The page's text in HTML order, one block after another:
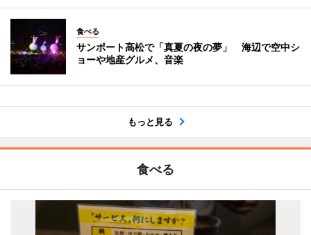
食べる
サンポート高松で「真夏の夜の夢」 海辺で空中シ
ョーや地産グルメ、音楽
もっと見る
食べる